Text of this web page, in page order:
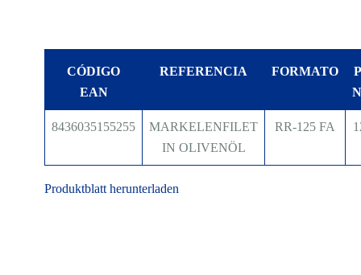
CÓDIGO
EAN
REFERENCIA FORMATO
8436035155255
MARKELENFILET
IN OLIVENÖL
RR-125 FA
Produktblatt herunterladen